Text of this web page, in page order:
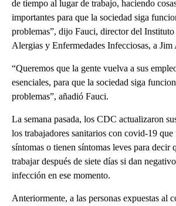
de tiempo al lugar de trabajo, haciendo
importantes para que la sociedad siga
problemas”, dijo Fauci, director del
Alergias y Enfermedades Infecciosas, a
“Queremos que la gente vuelva a sus
esenciales, para que la sociedad siga
problemas”, añadió Fauci.
La semana pasada, los CDC actualizaron
los trabajadores sanitarios con covid-19 que
síntomas o tienen síntomas leves para decir
trabajar después de siete días si dan
infección en ese momento.
Anteriormente, a las personas expuestas al